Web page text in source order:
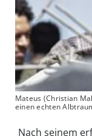
Mateus (Christian
einen echten
Nach seinem